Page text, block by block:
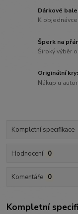
Dárkové
K
Šperk na
Široký výběr
Originální
Nákup u
Kompletní specifikace
Hodnocení 0
Komentáře 0
Kompletní